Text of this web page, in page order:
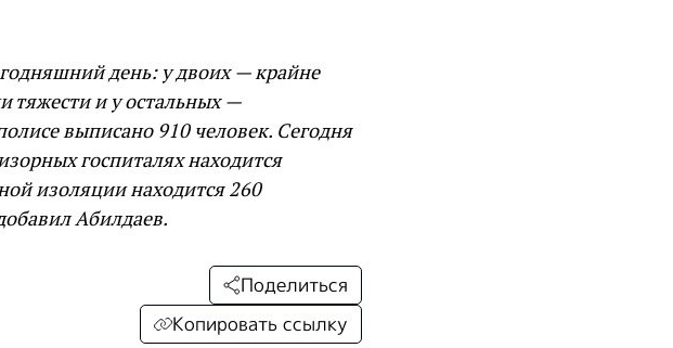
день: у двоих — крайне
тяжести и у остальных —
выписано 910 человек. Сегодня
госпиталях находится
изоляции находится 260
Абилдаев.
Поделиться
Копировать ссылку